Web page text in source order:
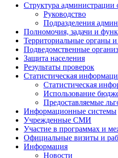
Структура администрации
Руководство
Подразделения
Полномочия, задачи и
Территориальные органы и
Подведомственные
Защита населения
Результаты проверок
Статистическая
Статистическая
Использование
Предоставляемые
Информационные системы
Учрежденные СМИ
Участие в программах и
Официальные визиты и
Информация
Новости